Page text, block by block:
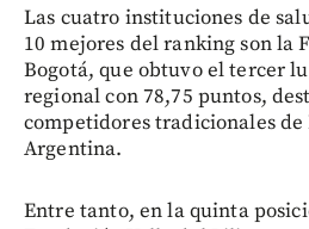
Las cuatro instituciones de
10 mejores del ranking son la
Bogotá, que obtuvo el tercer
regional con 78,75 puntos,
competidores tradicionales
Argentina.
Entre tanto, en la quinta